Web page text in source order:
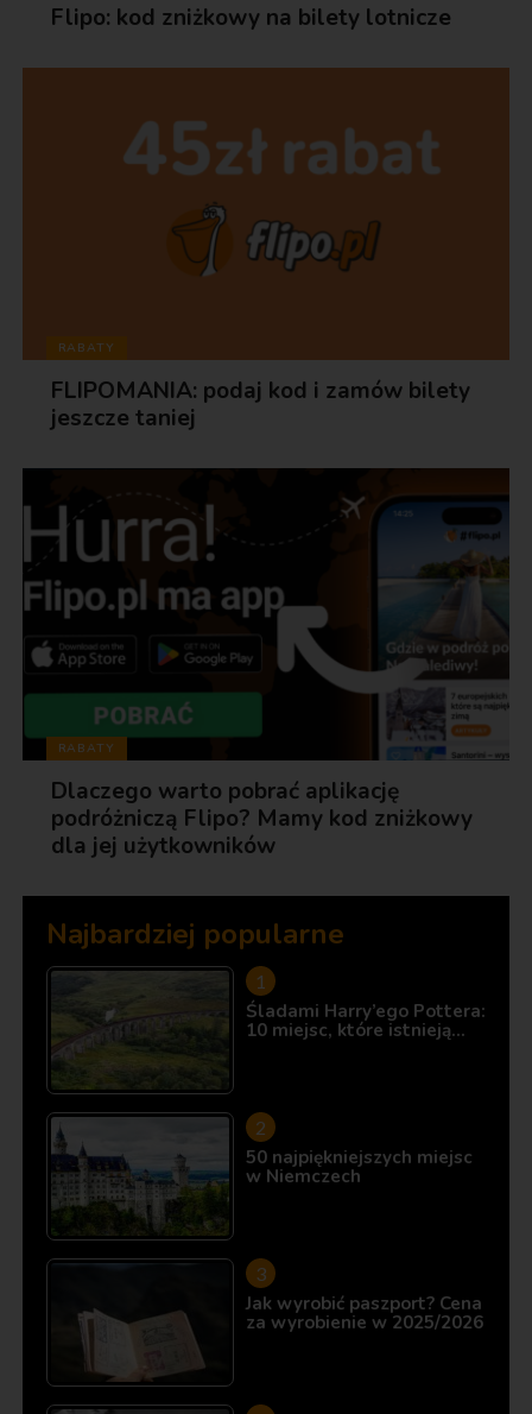
Flipo: kod zniżkowy na bilety lotnicze
RABATY
FLIPOMANIA: podaj kod i zamów bilety
jeszcze taniej
RABATY
Dlaczego warto pobrać aplikację
podróżniczą Flipo? Mamy kod zniżkowy
dla jej użytkowników
Najbardziej popularne
Śladami Harry’ego Pottera:
10 miejsc, które istnieją…
50 najpiękniejszych miejsc
w Niemczech
Jak wyrobić paszport? Cena
za wyrobienie w 2025/2026